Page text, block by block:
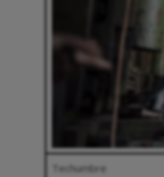
Techumbre